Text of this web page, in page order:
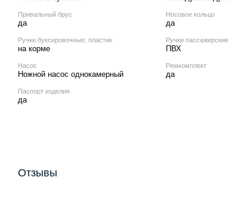
Привальный брус
да
Носовое кольцо
да
Ручки буксировочные, пластик
на корме
Ручки пассажирские
ПВХ
Насос
Ножной насос однокамерный
Ремкомплект
да
Паспорт изделия
да
Отзывы